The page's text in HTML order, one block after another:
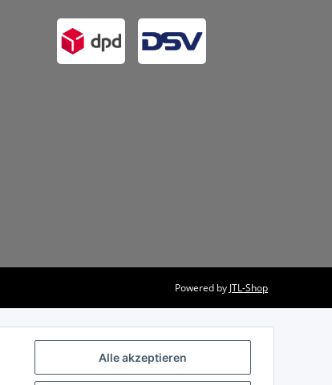
Alle akzeptieren
Powered by JTL-Shop